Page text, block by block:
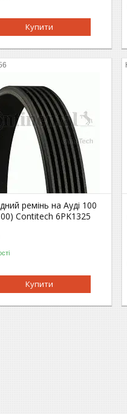
Купити
ремінь на Ауді 100
Contitech 6PK1325
Купити